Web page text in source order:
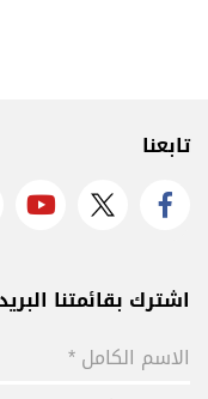
تابعنا
اشترك بقائمتنا